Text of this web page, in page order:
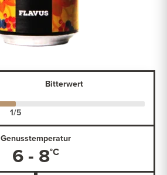
Bitterwert
Genusstemperatur
6 - 8